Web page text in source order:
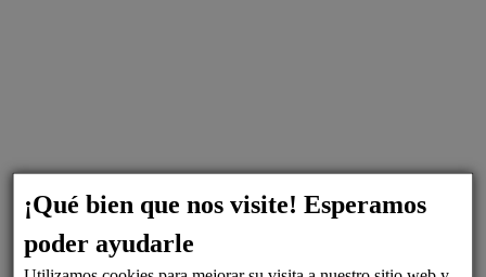
Consultas habituales
¡Qué bien que nos visite! Esperamos
poder ayudarle